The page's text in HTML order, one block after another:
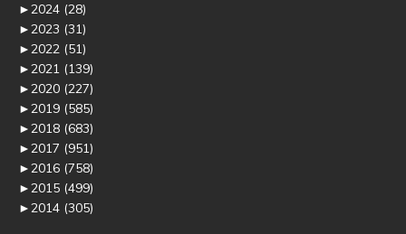
►2024 (28)
►2023 (31)
►2022 (51)
►2021 (139)
►2020 (227)
►2019 (585)
►2018 (683)
►2017 (951)
►2016 (758)
►2015 (499)
►2014 (305)